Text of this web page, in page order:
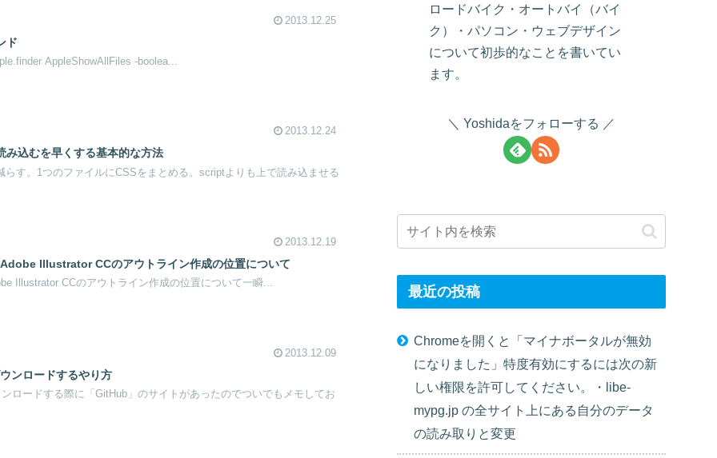
2013.12.25
ド
AppleShowAllFiles -boolea...
2013.12.24
み込むを早くする基本的な方法
す。1つのファイルにCSSをまとめる。scriptよりも上で読み込ませる
2013.12.19
Illustrator CCのアウトライン作成の位置について
Illustrator CCのアウトライン作成の位置について一瞬...
2013.12.09
ンロードするやり方
ロードする際に「GitHub」のサイトがあったのでついでもメモしてお
ロードバイク・オートバイ（バイ
ク）・パソコン・ウェブデザイン
について初歩的なことを書いてい
ます。
Yoshidaをフォローする
最近の投稿
Chromeを開くと「マイナボータルが無効
になりました」特度有効にするには次の新
しい権限を許可してください。・libe-
mypg.jp の全サイト上にある自分のデータ
の読み取りと変更